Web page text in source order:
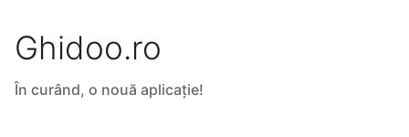
Ghidoo.ro
În curând, o nouă aplicație!